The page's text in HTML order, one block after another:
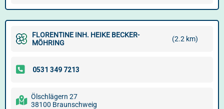
FLORENTINE INH. HEIKE BECKER-
MÖHRING
(2.2 km)
Ölschlägern 27
38100 Braunschweig